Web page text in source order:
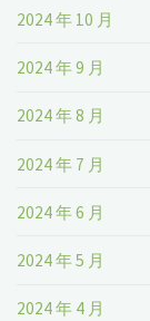
2024 年 10 月
2024 年 9 月
2024 年 8 月
2024 年 7 月
2024 年 6 月
2024 年 5 月
2024 年 4 月